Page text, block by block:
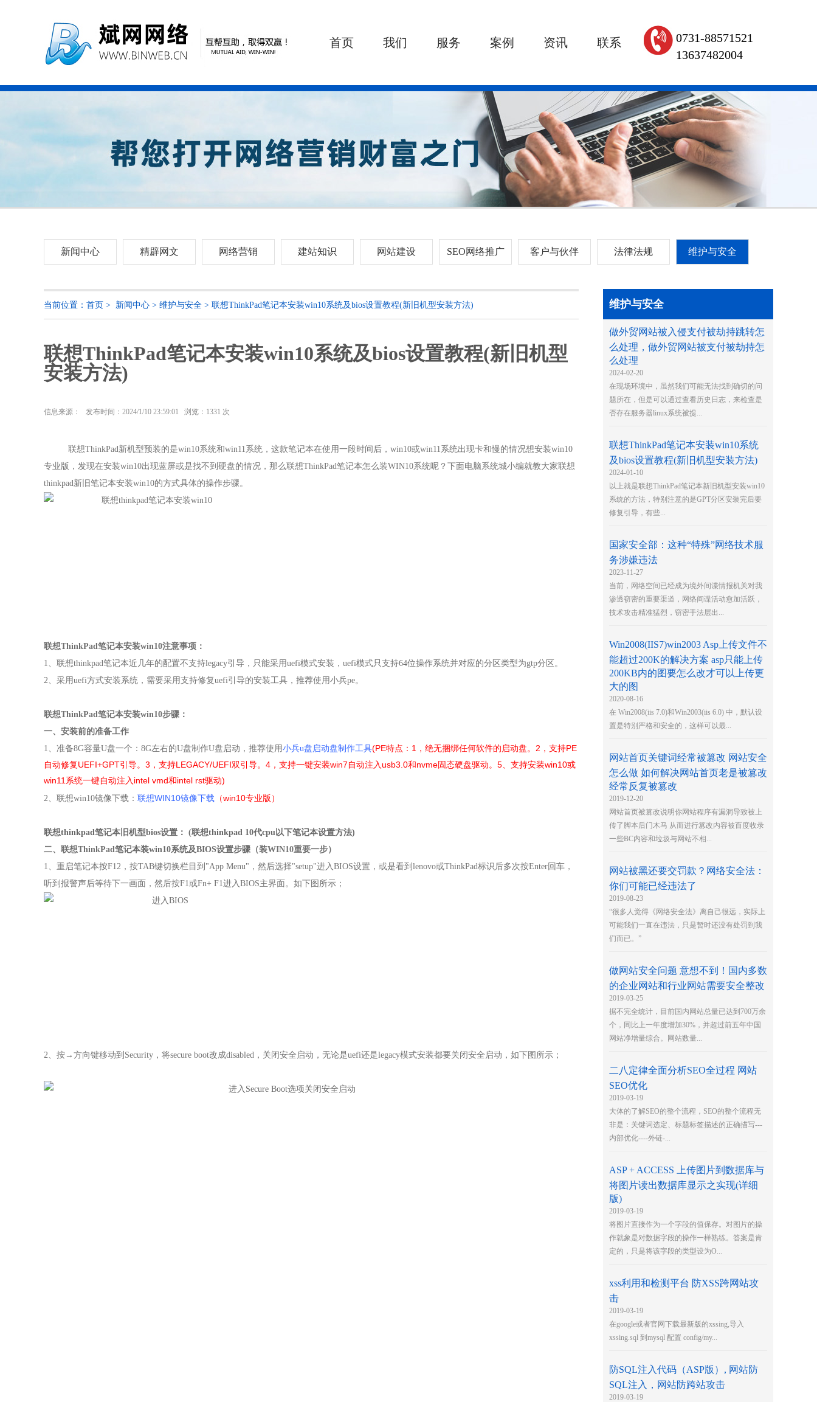
首页 我们 服务 案例 资讯 联系
0731-88571521
13637482004
新闻中心 精辟网文 网络营销 建站知识 网站建设 SEO网络推广 客户与伙伴 法律法规 维护与安全
当前位置： 首页 > 新闻中心 > 维护与安全 > 联想ThinkPad笔记本安装win10系统及bios设置教程(新旧机型安装方法)
联想ThinkPad笔记本安装win10系统及bios设置教程(新旧机型
安装方法)
信息来源： 发布时间：2024/1/10 23:59:01 浏览： 1331 次
联想ThinkPad新机型预装的是win10系统和win11系统 ，这款笔记本在使用一段时间后，win10或win11系统出现卡和慢的情况想安装win10
专业版 ，发现在安装win10出现蓝屏或是找不到硬盘的情况，那么联想ThinkPad笔记本怎么装WIN10系统呢？下面电脑系统城小编就教大家联想
thinkpad新旧笔记本安装win10的方式具体的操作步骤。
联想ThinkPad笔记本安装win10注意事项：
1、联想thinkpad笔记本近几年的配置不支持legacy引导，只能采用uefi模式安装，uefi模式只支持64位操作系统并对应的分区类型为gtp分区。
2、采用uefi方式安装系统，需要采用支持修复uefi引导的安装工具，推荐使用小兵pe。
联想ThinkPad笔记本安装win10步骤：
一、安装前的准备工作
1 、准备8G容量U盘一个： 8G左右的U盘制作U盘启动，推荐使用小兵u盘启动盘制作工具(PE特点：1，绝无捆绑任何软件的启动盘。2，支持PE
自动修复UEFI+GPT引导。3，支持LEGACY/UEFI双引导。4，支持一键安装win7自动注入usb3.0和nvme固态硬盘驱动。5、支持安装win10或
win11系统一键自动注入intel vmd和intel rst驱动)
2、联想win10镜像下载： 联想WIN10镜像下载 （win10专业版）
联想thinkpad笔记本旧机型bios设置： (联想thinkpad 10代cpu以下笔记本设置方法)
二、 联想ThinkPad笔记本装win10系统及BIOS设置步骤 （装WIN10重要一步）
1 、重启笔记本按F12 ， 按TAB键切换栏目到"App Menu"，然后选择"setup"进入BIOS设置，或是看到lenovo或ThinkPad标识后多次按Enter回车，
听到报警声后等待下一画面，然后按F1或Fn+ F1进入BIOS主界面。 如下图所示；
2、 按 → 方向键移动到 Security ，将secure boot改成disabled ，关闭安全启动，无论是uefi还是legacy模式安装都要关闭安全启动，如下图所示；
维护与安全
做外贸网站被入侵支付被劫持跳转怎
么处理，做外贸网站被支付被劫持怎
么处理
2024-02-20
在现场环境中，虽然我们可能无法找到确切的问
题所在，但是可以通过查看历史日志，来检查是
否存在服务器linux系统被提...
联想ThinkPad笔记本安装win10系统
及bios设置教程(新旧机型安装方法)
2024-01-10
以上就是联想ThinkPad笔记本新旧机型安装win10
系统的方法，特别注意的是GPT分区安装完后要
修复引导，有些...
国家安全部：这种“特殊”网络技术服
务涉嫌违法
2023-11-27
当前，网络空间已经成为境外间谍情报机关对我
渗透窃密的重要渠道，网络间谍活动愈加活跃，
技术攻击精准猛烈，窃密手法层出...
Win2008(IIS7)win2003 Asp上传文件不
能超过200K的解决方案 asp只能上传
200KB内的图要怎么改才可以上传更
大的图
2020-08-16
在 Win2008(iis 7.0)和Win2003(iis 6.0) 中，默认设
置是特别严格和安全的，这样可以最...
网站首页关键词经常被篡改 网站安全
怎么做 如何解决网站首页老是被篡改
经常反复被篡改
2019-12-20
网站首页被篡改说明你网站程序有漏洞导致被上
传了脚本后门木马 从而进行篡改内容被百度收录
一些BC内容和垃圾与网站不相...
网站被黑还要交罚款？网络安全法：
你们可能已经违法了
2019-08-23
“很多人觉得《网络安全法》离自己很远，实际上
可能我们一直在违法，只是暂时还没有处罚到我
们而已。”
做网站安全问题 意想不到！国内多数
的企业网站和行业网站需要安全整改
2019-03-25
据不完全统计，目前国内网站总量已达到700万余
个，同比上一年度增加30%，并超过前五年中国
网站净增量综合。网站数量...
二八定律全面分析SEO全过程 网站
SEO优化
2019-03-19
大体的了解SEO的整个流程，SEO的整个流程无
非是：关键词选定、标题标签描述的正确描写---
内部优化----外链-...
ASP + ACCESS 上传图片到数据库与
将图片读出数据库显示之实现(详细
版)
2019-03-19
将图片直接作为一个字段的值保存。对图片的操
作就象是对数据字段的操作一样熟练。答案是肯
定的，只是将该字段的类型设为O...
xss利用和检测平台 防XSS跨网站攻
击
2019-03-19
在google或者官网下载最新版的xssing,导入
xssing.sql 到mysql 配置 config/my...
防SQL注入代码（ASP版）, 网站防
SQL注入，网站防跨站攻击
2019-03-19